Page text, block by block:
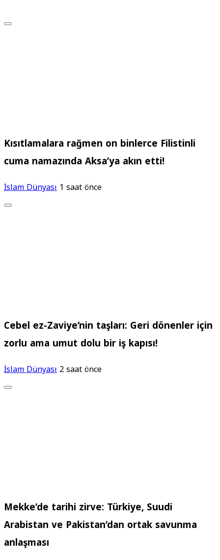
Kısıtlamalara rağmen on binlerce Filistinli
cuma namazında Aksa’ya akın etti!
İslam Dünyası 1 saat önce
Cebel ez-Zaviye’nin taşları: Geri dönenler için
zorlu ama umut dolu bir iş kapısı!
İslam Dünyası2 saat önce
Mekke’de tarihi zirve: Türkiye, Suudi
Arabistan ve Pakistan’dan ortak savunma
anlaşması